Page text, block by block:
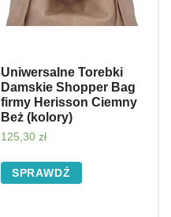
Uniwersalne Torebki
Damskie Shopper Bag
firmy Herisson Ciemny
Beż (kolory)
125,30 zł
SPRAWDŹ